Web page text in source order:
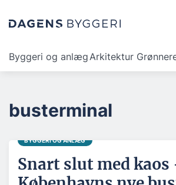
Byggeri og anlægArkitektur
busterminal
BYGGERI OG ANLÆG
Snart slut med kaos